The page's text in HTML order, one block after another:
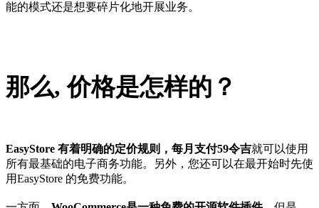
能的模式还是想要碎片化地开展业务。
那么, 价格是怎样的？
EasyStore 有着明确的定价规则，每月支付59令吉就可以使用
所有最基础的电子商务功能。另外，您还可以在最开始时先使
用EasyStore 的免费功能。